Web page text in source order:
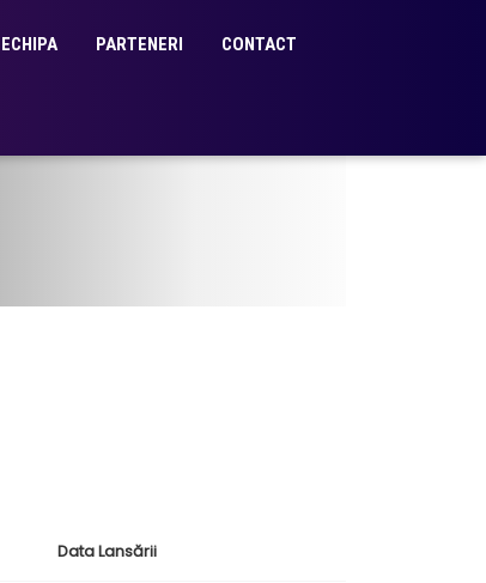
ECHIPA PARTENERI CONTACT
Data Lansării